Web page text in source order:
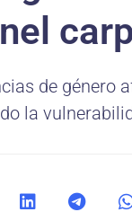
de género
la